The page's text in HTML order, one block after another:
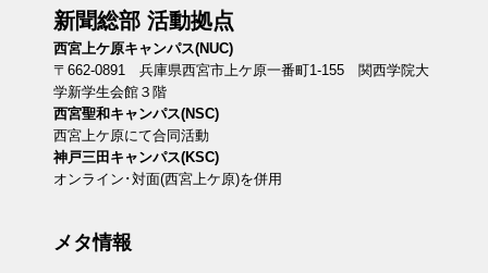
新聞総部 活動拠点
西宮上ケ原キャンパス(NUC)
〒662-0891 兵庫県西宮市上ケ原一番町1-155 関西学院大
学新学生会館３階
西宮聖和キャンパス(NSC)
西宮上ケ原にて合同活動
神戸三田キャンパス(KSC)
オンライン･対面(西宮上ケ原)を併用
メタ情報